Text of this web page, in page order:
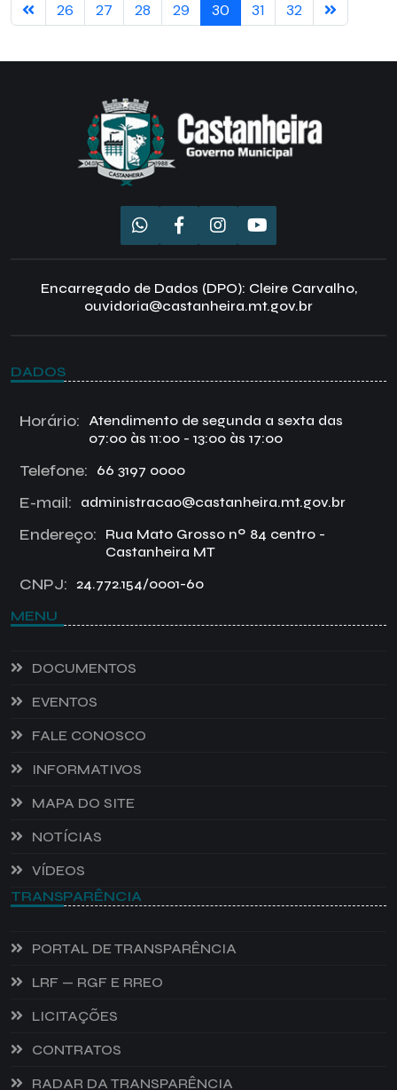
26 27 28 29 30 31 32
Encarregado de Dados (DPO): Cleire Carvalho,
ouvidoria@castanheira.mt.gov.br
DADOS
Horário:
Atendimento de segunda a sexta das
07:00 às 11:00 - 13:00 às 17:00
Telefone: 66 3197 0000
E-mail: administracao@castanheira.mt.gov.br
Endereço:
Rua Mato Grosso nº 84 centro -
Castanheira MT
CNPJ: 24.772.154/0001-60
MENU
DOCUMENTOS
EVENTOS
FALE CONOSCO
INFORMATIVOS
MAPA DO SITE
NOTÍCIAS
VÍDEOS
TRANSPARÊNCIA
PORTAL DE TRANSPARÊNCIA
LRF — RGF E RREO
LICITAÇÕES
CONTRATOS
RADAR DA TRANSPARÊNCIA